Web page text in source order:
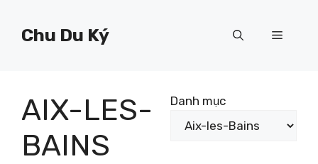
Chu Du Ký Menu
AIX-LES-
BAINS
Danh mục